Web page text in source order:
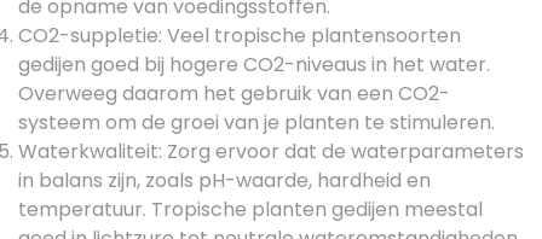
de opname van voedingsstoffen.
CO2-suppletie: Veel tropische plantensoorten
gedijen goed bij hogere CO2-niveaus in het water.
Overweeg daarom het gebruik van een CO2-
systeem om de groei van je planten te stimuleren.
Waterkwaliteit: Zorg ervoor dat de waterparameters
in balans zijn, zoals pH-waarde, hardheid en
temperatuur. Tropische planten gedijen meestal